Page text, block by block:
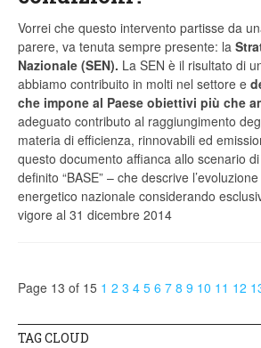
Vorrei che questo intervento partisse da
parere, va tenuta sempre presente: la
Nazionale (SEN). La SEN è il risultato di
abbiamo contribuito in molti nel settore e
che impone al Paese obiettivi più che
adeguato contributo al raggiungimento
materia di efficienza, rinnovabili ed
questo documento affianca allo scenario
definito “BASE” – che descrive
energetico nazionale considerando
vigore al 31 dicembre 2014
Page 13 of 15 1 2 3 4 5 6 7 8 9 10 11 12
TAG CLOUD